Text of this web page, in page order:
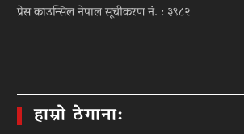
प्रेस काउन्सिल नेपाल सूचीकरण नं. : ३९८२
हाम्रो ठेगाना: